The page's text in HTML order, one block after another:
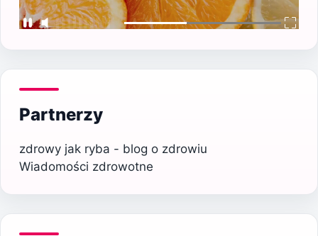
Partnerzy
zdrowy jak ryba - blog o zdrowiu
Wiadomości zdrowotne